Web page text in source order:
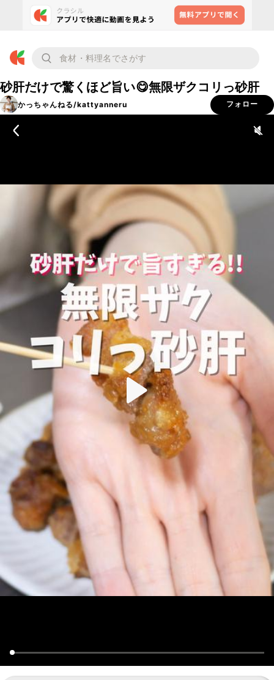
砂肝だけで驚くほど旨い😋無限ザクコリっ砂肝
かっちゃんねる/kattyanneru フォロー